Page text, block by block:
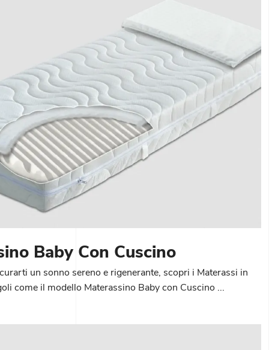
Baby Con Cuscino
un sonno sereno e rigenerante, scopri i Materassi in
come il modello Materassino Baby con Cuscino ...